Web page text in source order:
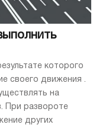
которого
своего движения .
на
При развороте
других